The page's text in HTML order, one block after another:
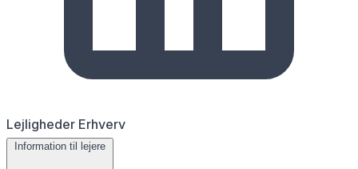
Lejligheder Erhverv
Information til lejere